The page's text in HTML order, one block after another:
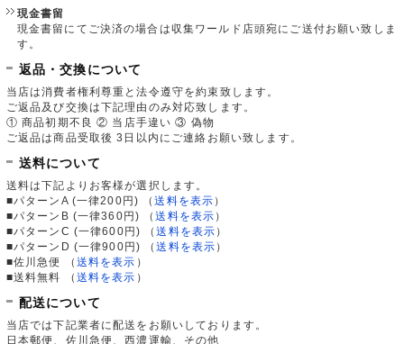
現金書留
現金書留にてご決済の場合は収集ワールド店頭宛にご送付お願い致しま
す。
返品・交換について
当店は消費者権利尊重と法令遵守を約束致します。
ご返品及び交換は下記理由のみ対応致します。
① 商品初期不良 ② 当店手違い ③ 偽物
ご返品は商品受取後 3日以内にご連絡お願い致します。
送料について
送料は下記よりお客様が選択します。
■パターンA (一律200円)
（送料を表示 ）
■パターンB (一律360円)
（送料を表示 ）
■パターンC (一律600円)
（送料を表示 ）
■パターンD (一律900円)
（送料を表示 ）
■佐川急便
（ 送料を表示 ）
■送料無料
（ 送料を表示 ）
配送について
当店では下記業者に配送をお願いしております。
日本郵便、佐川急便、西濃運輸、その他